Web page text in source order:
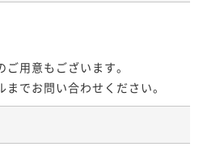
用意もございます。
でお問い合わせください。